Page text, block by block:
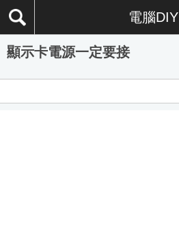
電腦DIY
顯示卡電源一定要接